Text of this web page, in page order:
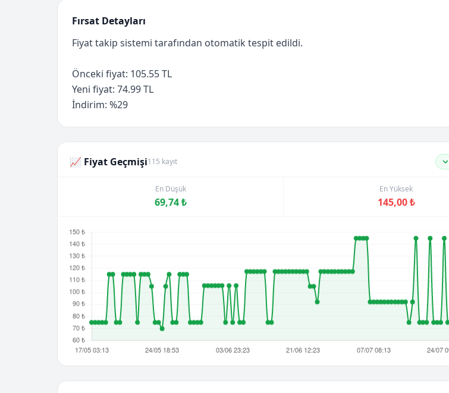
Fırsat Detayları
Fiyat takip sistemi tarafından otomatik tespit edildi.
Önceki fiyat: 105.55 TL
Yeni fiyat: 74.99 TL
İndirim: %29
📈 Fiyat Geçmişi115 kayıt
En Düşük
69,74 ₺
En Yüksek
145,00 ₺